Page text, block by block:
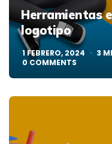
Herramientas
logotipo
1 FEBRERO, 2024 3
0 COMMENTS